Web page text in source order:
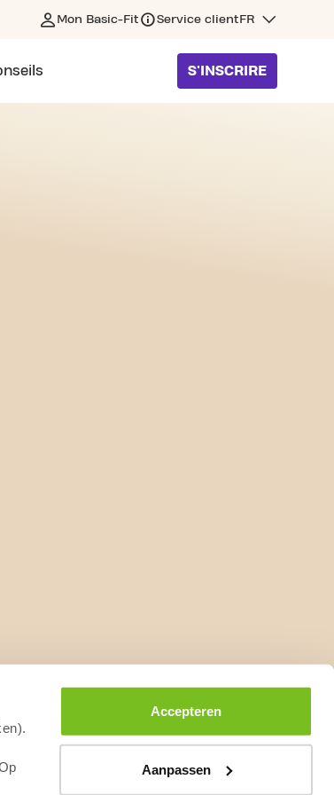
Accepteren
Aanpassen
Mon Basic-Fit Service client FR
S'INSCRIRE